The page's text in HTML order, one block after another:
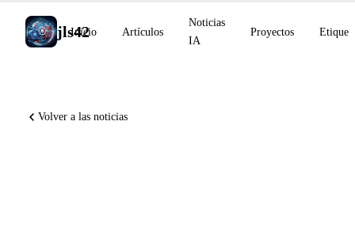
jls42
Inicio Artículos
Noticias
IA
Proyectos
Volver a las noticias